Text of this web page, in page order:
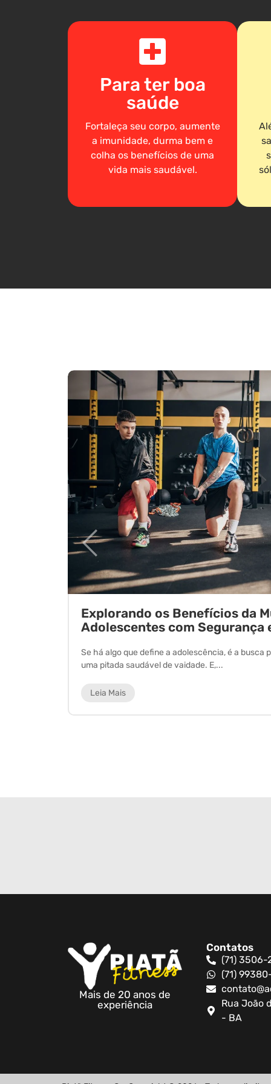
Para ter boa
saúde
Fortaleça seu corpo, aumente
a imunidade, durma bem e
colha os benefícios de uma
vida mais saudável.
Explorando os Benefícios da
Adolescentes com Segurança
Se há algo que define a adolescência, é a busca
uma pitada saudável de vaidade. E,...
Leia Mais
Mais de 20 anos de
experiência
Contatos
(71) 3506-
(71)
Rua João
- BA